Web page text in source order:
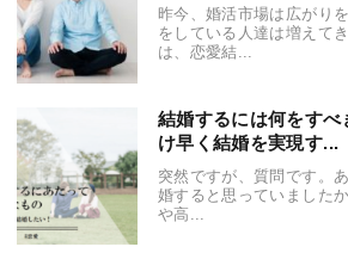
昨今、婚活市場は広がり
をしている人達は増えて
は、恋愛結...
結婚するには何をす
け早く結婚を実現す...
突然ですが、質問です。
婚すると思っていました
や高...